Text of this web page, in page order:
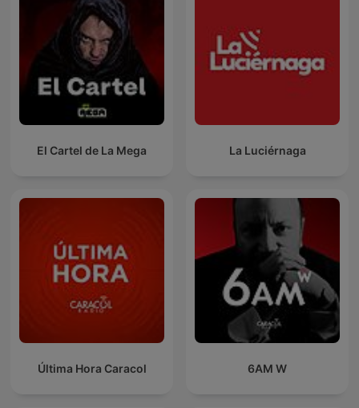
El Cartel de La Mega La Luciérnaga
Última Hora Caracol 6AM W